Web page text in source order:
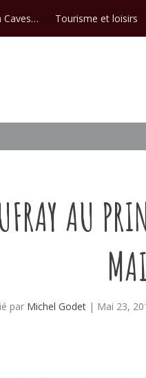
Caves… Tourisme et loisirs
AU
par Michel Godet | Mai 23,